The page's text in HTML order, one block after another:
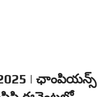
2025 | ఛాంపియన్స్